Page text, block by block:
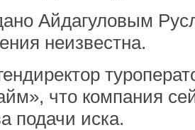
Айдагуловым
неизвестна.
что компания
подачи иска.